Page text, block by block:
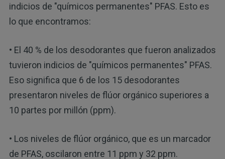
indicios de "químicos permanentes" PFAS. Esto es
lo que encontramos:
• El 40 % de los desodorantes que fueron analizados
tuvieron indicios de "químicos permanentes" PFAS.
Eso significa que 6 de los 15 desodorantes
presentaron niveles de flúor orgánico superiores a
10 partes por millón (ppm).
• Los niveles de flúor orgánico, que es un marcador
de PFAS, oscilaron entre 11 ppm y 32 ppm.